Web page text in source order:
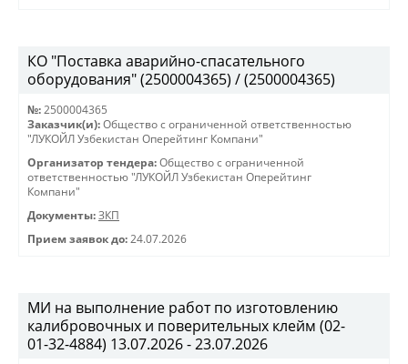
КО "Поставка аварийно-спасательного
оборудования" (2500004365) / (2500004365)
№: 2500004365
Заказчик(и): Общество с ограниченной ответственностью
"ЛУКОЙЛ Узбекистан Оперейтинг Компани"
Организатор тендера: Общество с ограниченной
ответственностью "ЛУКОЙЛ Узбекистан Оперейтинг
Компани"
Документы: ЗКП
Прием заявок до: 24.07.2026
МИ на выполнение работ по изготовлению
калибровочных и поверительных клейм (02-
01-32-4884) 13.07.2026 - 23.07.2026